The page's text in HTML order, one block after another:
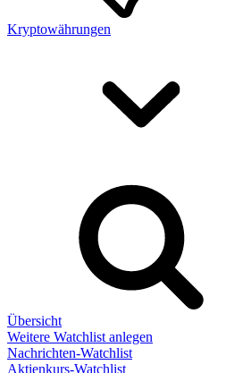
Kryptowährungen
Übersicht
Weitere Watchlist anlegen
Nachrichten-Watchlist
Aktienkurs-Watchlist